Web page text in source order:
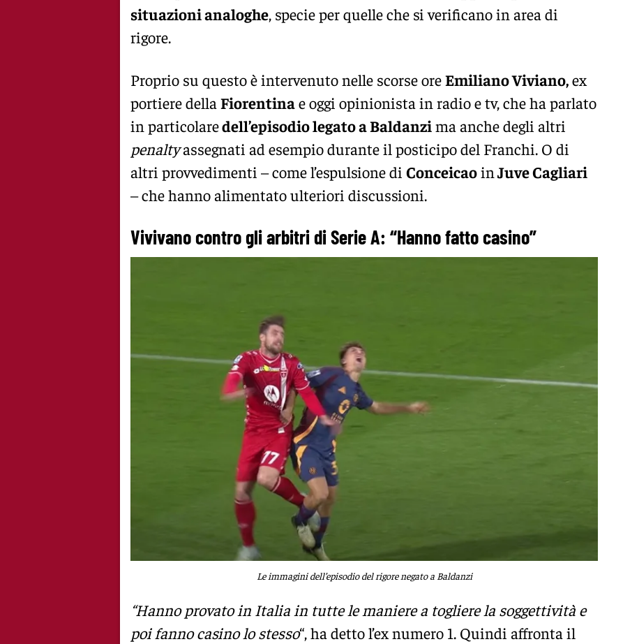
situazioni analoghe, specie per quelle che si verificano in area di
rigore.
Proprio su questo è intervenuto nelle scorse oreEmiliano Viviano,ex
portiere della Fiorentinae oggi opinionista in radio e tv, che ha parlato
in particolaredell’episodio legato a Baldanzima anche degli altri
penaltyassegnati ad esempio durante il posticipo del Franchi. O di
altri provvedimenti – come l’espulsione di ConceicaoinJuve Cagliari
– che hanno alimentato ulteriori discussioni.
Vivivano contro gli arbitri di Serie A: “Hanno fatto casino”
Le immagini dell’episodio del rigore negato a Baldanzi
“Hanno provato in Italia in tutte le maniere a togliere la soggettività e
poi fanno casino lo stesso“, ha detto l’ex numero 1. Quindi affronta il